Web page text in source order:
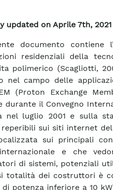
updated on Aprile 7th,
documento contiene
residenziali della
polimerico (Scagliotti,
nel campo delle
(Proton Exchange
durante il Convegno
nel luglio 2001 e sulla
reperibili sui siti internet
sui principali
e che
di sistemi, potenziali
totalità dei costruttori è
di potenza inferiore a 10